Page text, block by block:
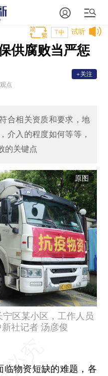
试听
T中
供腐败当严惩
点
+关注
合相关资质和要求，地
介入的程度如何等等，
的关键点
原图
区某小区，工作人员
社记者 汤彦俊
物资短缺的难题，各